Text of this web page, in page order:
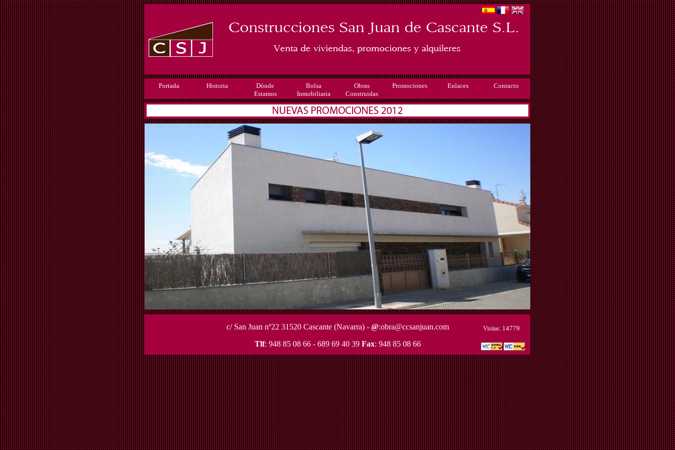
Portada Historia
Dónde
Estamos
Bolsa
Inmobiliaria
Obras
Construidas
Promociones Enlaces Contacto
c/ San Juan nº22 31520 Cascante (Navarra) - @:obra@ccsanjuan.com
Tlf: 948 85 08 66 - 689 69 40 39 Fax: 948 85 08 66
Visitas: 14779